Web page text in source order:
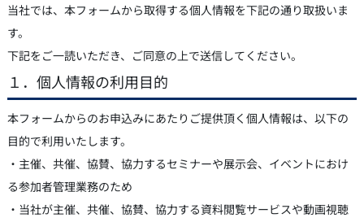
当社では、本フォームから取得する個人情報を下記の通り取扱いま
す。
下記をご一読いただき、ご同意の上で送信してください。
１．個人情報の利用目的
本フォームからのお申込みにあたりご提供頂く個人情報は、以下の
目的で利用いたします。
・主催、共催、協賛、協力するセミナーや展示会、イベントにおけ
る参加者管理業務のため
・当社が主催、共催、協賛、協力する資料閲覧サービスや動画視聴